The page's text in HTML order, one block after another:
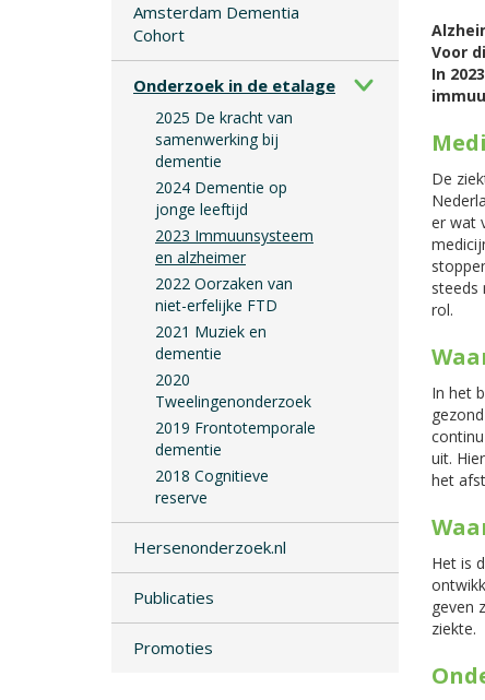
Amsterdam Dementia
Cohort
Onderzoek in de etalage
2025 De kracht van
samenwerking bij
dementie
2024 Dementie op
jonge leeftijd
2023 Immuunsysteem
en alzheimer
2022 Oorzaken van
niet-erfelijke FTD
2021 Muziek en
dementie
2020
Tweelingenonderzoek
2019 Frontotemporale
dementie
2018 Cognitieve
reserve
Hersenonderzoek.nl
Publicaties
Promoties
Voor
In
De
er wat
steeds
rol.
In het
uit.
het
Het is
geven
ziekte.